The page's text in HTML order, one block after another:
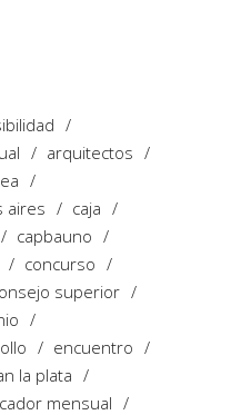
arquitectos
aires
caja
capbauno
concurso
superior
encuentro
la plata
mensual